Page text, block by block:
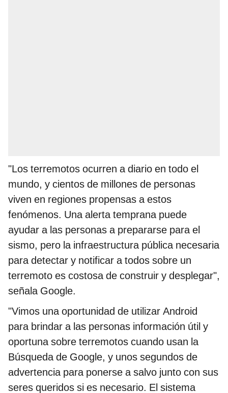
"Los terremotos ocurren a diario en todo el
mundo, y cientos de millones de personas
viven en regiones propensas a estos
fenómenos. Una alerta temprana puede
ayudar a las personas a prepararse para el
sismo, pero la infraestructura pública necesaria
para detectar y notificar a todos sobre un
terremoto es costosa de construir y desplegar",
señala Google.
"Vimos una oportunidad de utilizar Android
para brindar a las personas información útil y
oportuna sobre terremotos cuando usan la
Búsqueda de Google, y unos segundos de
advertencia para ponerse a salvo junto con sus
seres queridos si es necesario. El sistema